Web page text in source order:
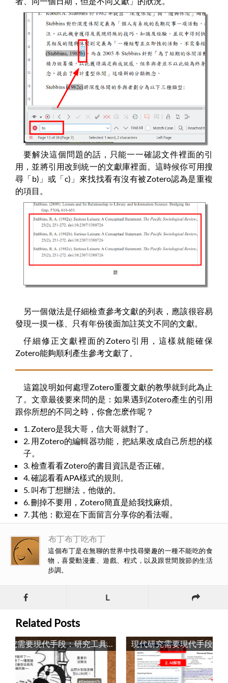
要解決這個問題的話，只能一一確認文件裡面的引
用，並將引用改到統一的文獻庫裡面。這時候你可用搜
尋「b)」或「c)」來找找看有沒有被Zotero認為是重複
的項目。
另一個做法是仔細檢查參考文獻的列表，應該很容易
發現一摸一樣、只有年份後面加註英文不同的文獻。
仔細修正文獻裡面的Zotero引用，這樣就能確保
Zotero能夠順利產生參考文獻了。
這篇說明如何處理Zotero重覆文獻的教學就到此為止
了。文章最後要來問的是：如果遇到Zotero產生的引用
跟你所想的不同之時，你會怎麽作呢？
1. Zotero是我大哥，信大哥就對了。
2. 用Zotero的編輯器功能，把結果改成自己所想的樣
子。
3. 檢查看看Zotero的書目資訊是否正確。
4. 確認看看APA樣式的規則。
5. 叫布丁想辦法，他做的。
6. 刪掉不要用，Zotero簡直是給我找麻煩。
7. 其他：歡迎在下面留言分享你的看法喔。
布丁布丁吃布丁
這個布丁是在無聊的世界中找尋樂趣的一種不能吃的食
物，喜愛動漫畫、遊戲、程式，以及跟世間脫節的生活
步調。
L
Related Posts
現代研究需要現代手段：研究工具彙整 / Modern Research Needs Modern Tools: A Compilation of Research Instruments 現代研究需要現代手段：用知識管理和AI輕鬆做研究！ / Modern Research Demands Modern Tools: Leveraging Knowledge Management and AI for Effortless Research!